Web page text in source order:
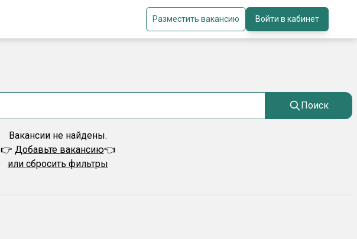
Разместить вакансию Войти в кабинет
Поиск
Вакансии не найдены.
👉 Добавьте вакансию👈
или сбросить фильтры